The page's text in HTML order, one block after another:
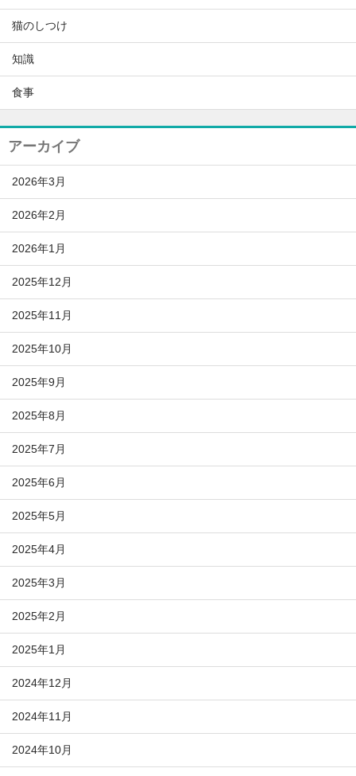
猫のしつけ
知識
食事
アーカイブ
2026年3月
2026年2月
2026年1月
2025年12月
2025年11月
2025年10月
2025年9月
2025年8月
2025年7月
2025年6月
2025年5月
2025年4月
2025年3月
2025年2月
2025年1月
2024年12月
2024年11月
2024年10月